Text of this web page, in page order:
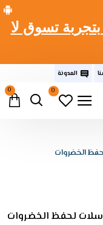
تسوق لا
المدونة
0
0
الخضروات
لحفظ الخضروات